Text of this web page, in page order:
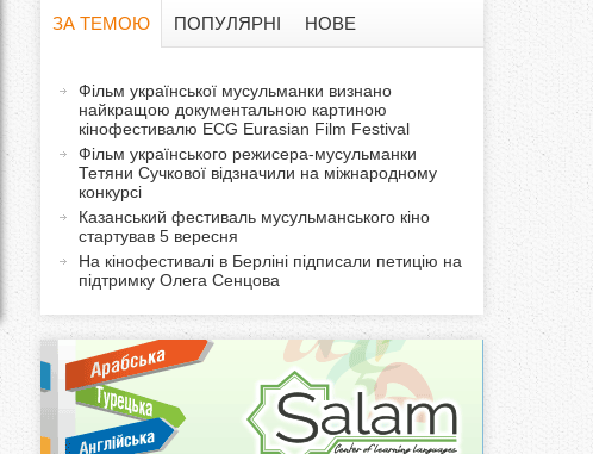
а
ф
о
м
t
ЗА ТЕМОЮ
а
к
ПОПУЛЯРНІ НОВЕ
Фільм української мусульманки визнано
найкращою документальною картиною
кінофестивалю ECG Eurasian Film Festival
Фільм українського режисера-мусульманки
Тетяни Сучкової відзначили на міжнародному
конкурсі
Казанський фестиваль мусульманського кіно
стартував 5 вересня
На кінофестивалі в Берліні підписали петицію на
підтримку Олега Сенцова